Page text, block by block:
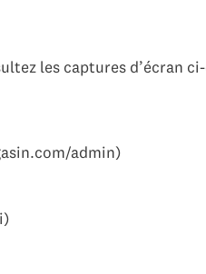
les captures d’écran
admin)